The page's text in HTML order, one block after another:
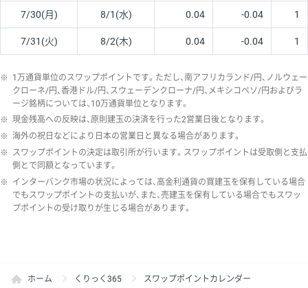
7/30(月) 8/1(水) 0.04 -0.04 1
7/31(火) 8/2(木) 0.04 -0.04 1
※ 1万通貨単位のスワップポイントです。ただし、南アフリカランド/円、ノルウェー
クローネ/円、香港ドル/円、スウェーデンクローナ/円、メキシコペソ/円およびラ
ージ銘柄については、10万通貨単位となります。
※ 現金残高への反映は、原則建玉の決済を行った2営業日後となります。
※ 海外の祝日などにより日本の営業日と異なる場合があります。
※ スワップポイントの決定は取引所が行います。スワップポイントは受取側と支払
側とで同額となっています。
※ インターバンク市場の状況によっては、高金利通貨の買建玉を保有している場合
でもスワップポイントの支払いが、また、売建玉を保有している場合でもスワッ
プポイントの受け取りが生じる場合があります。
ホーム くりっく365 スワップポイントカレンダー